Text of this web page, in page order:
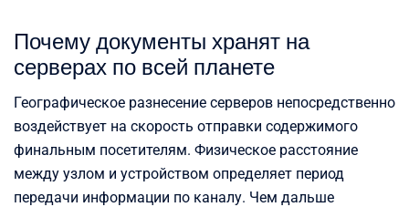
Почему документы хранят на
серверах по всей планете
Географическое разнесение серверов непосредственно
воздействует на скорость отправки содержимого
финальным посетителям. Физическое расстояние
между узлом и устройством определяет период
передачи информации по каналу. Чем дальше